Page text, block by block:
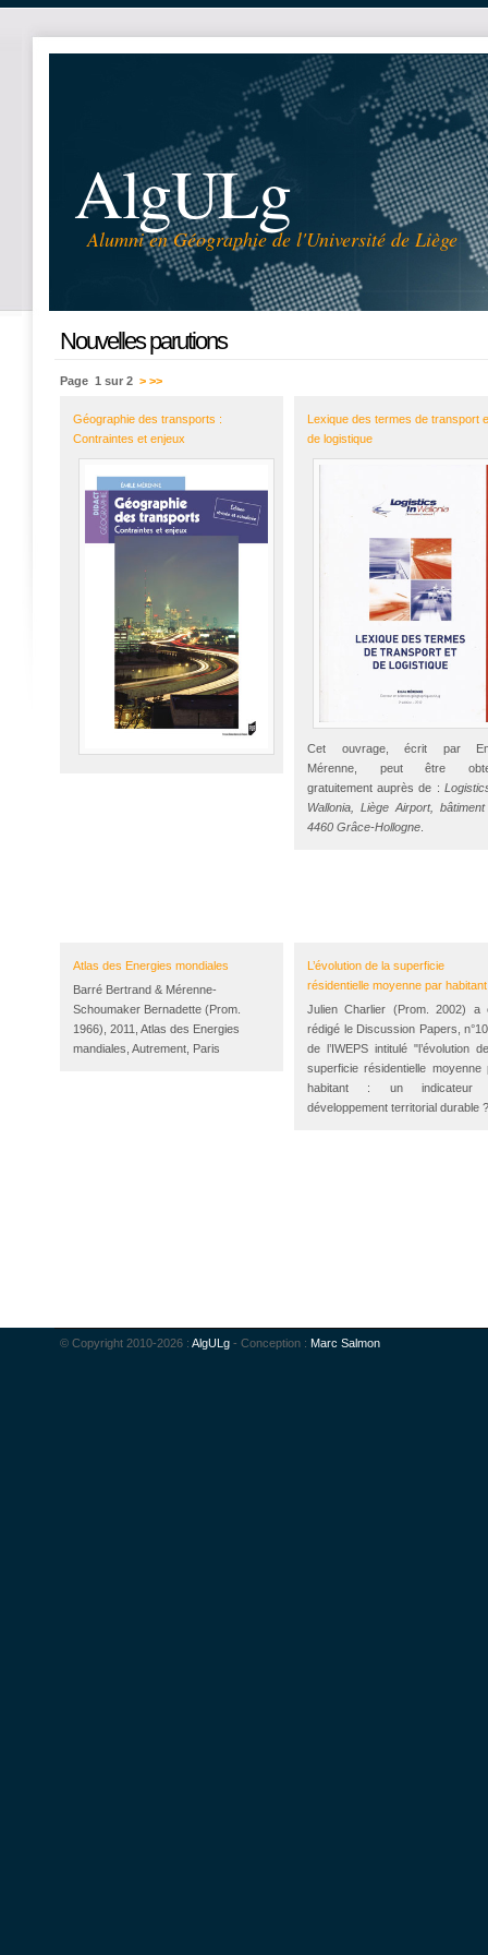
AlgULg
Alumni en Géographie de l'Université de Liège
Nouvelles parutions
Page 1 sur 2 > >>
Géographie des transports :
Contraintes et enjeux
Lexique des termes de transport
de logistique
Cet ouvrage, écrit par
Mérenne, peut être
gratuitement auprès de :
Wallonia, Liège Airport,
4460 Grâce-Hollogne
Atlas des Energies mondiales
Barré Bertrand & Mérenne-
Schoumaker Bernadette (Prom.
1966), 2011, Atlas des Energies
mandiales, Autrement, Paris
L’évolution de la superficie
résidentielle moyenne par habitant
Julien Charlier (Prom. 2002) a
rédigé le Discussion Papers,
de l’IWEPS intitulé "l’évolution
superficie résidentielle moyenne
habitant : un indicateur
développement territorial durable
© Copyright 2010-2026 : AlgULg - Conception : Marc Salmon